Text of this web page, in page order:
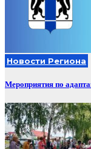
Новости Региона
Мероприятия по